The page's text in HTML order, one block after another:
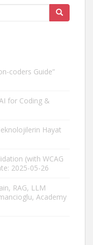
coders Guide”
for Coding &
Hayat
(with WCAG
2025-05-26
RAG, LLM
Academy